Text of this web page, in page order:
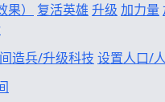
） 复活英雄 升级 加力量
造兵/升级科技 设置人口/